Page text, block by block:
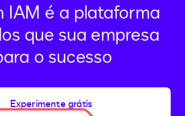
IAM é a plataforma
que sua empresa
o sucesso
Experimente grátis